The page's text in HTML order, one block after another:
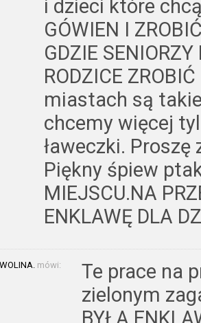
i dzieci które
GÓWIEN I
GDZIE
RODZICE
miastach są
chcemy więcej
ławeczki.
Piękny śpiew
MIEJSCU.NA
ENKLAWĘ DLA
mówi:
Te prace na
zielonym
BYŁA